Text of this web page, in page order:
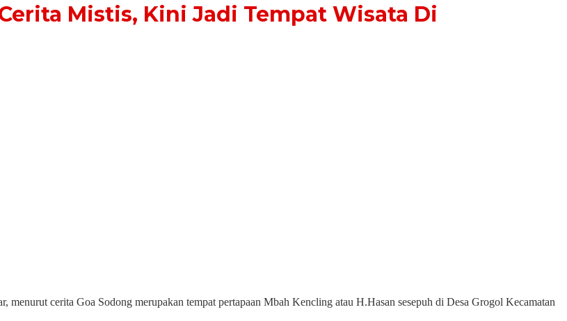
Mistis, Kini Jadi Tempat Wisata Di
cerita Goa Sodong merupakan tempat pertapaan Mbah Kencling atau H.Hasan sesepuh di Desa Grogol Kecamatan